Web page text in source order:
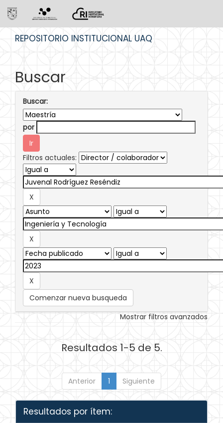
REPOSITORIO INSTITUCIONAL UAQ
Buscar
Buscar:
por
Filtros actuales:
Comenzar nueva busqueda
Mostrar filtros avanzados
Resultados 1-5 de 5.
Anterior 1 Siguiente
Resultados por ítem: